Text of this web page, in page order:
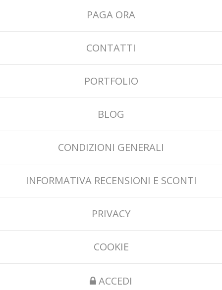
PAGA ORA
CONTATTI
PORTFOLIO
BLOG
CONDIZIONI GENERALI
INFORMATIVA RECENSIONI E SCONTI
PRIVACY
COOKIE
ACCEDI